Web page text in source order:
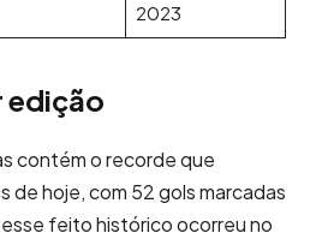
2023
edição
contém o recorde que
de hoje, com 52 gols marcadas
feito histórico ocorreu no